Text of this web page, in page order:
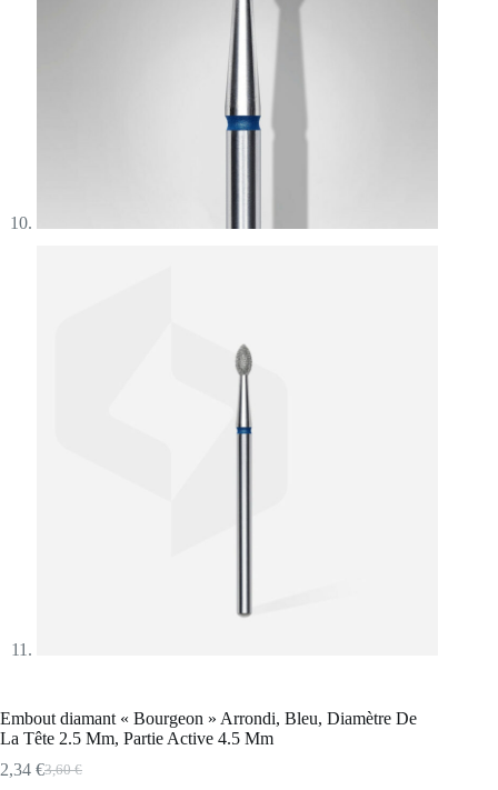
Embout diamant « Bourgeon » Arrondi, Bleu, Diamètre De
La Tête 2.5 Mm, Partie Active 4.5 Mm
3,60€
Le
2,34 €Le